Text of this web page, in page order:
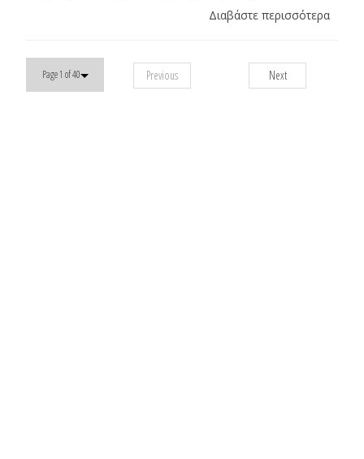
Διαβάστε περισσότερα
Page 1 of 40 Previous Next